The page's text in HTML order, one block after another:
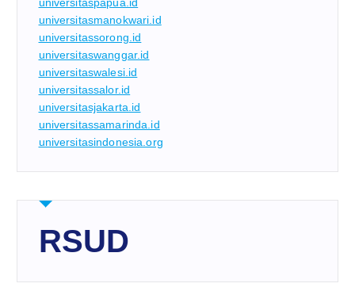
universitasmanokwari.id
universitassorong.id
universitaswanggar.id
universitaswalesi.id
universitassalor.id
universitasjakarta.id
universitassamarinda.id
universitasindonesia.org
RSUD